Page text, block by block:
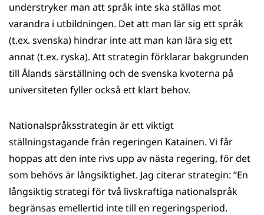
understryker man att språk inte ska ställas mot
varandra i utbildningen. Det att man lär sig ett språk
(t.ex. svenska) hindrar inte att man kan lära sig ett
annat (t.ex. ryska). Att strategin förklarar bakgrunden
till Ålands särställning och de svenska kvoterna på
universiteten fyller också ett klart behov.
Nationalspråksstrategin är ett viktigt
ställningstagande från regeringen Katainen. Vi får
hoppas att den inte rivs upp av nästa regering, för det
som behövs är långsiktighet. Jag citerar strategin: ”En
långsiktig strategi för två livskraftiga nationalspråk
begränsas emellertid inte till en regeringsperiod.